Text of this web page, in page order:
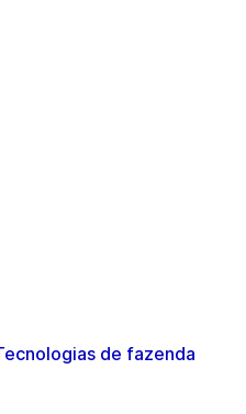
de fazenda